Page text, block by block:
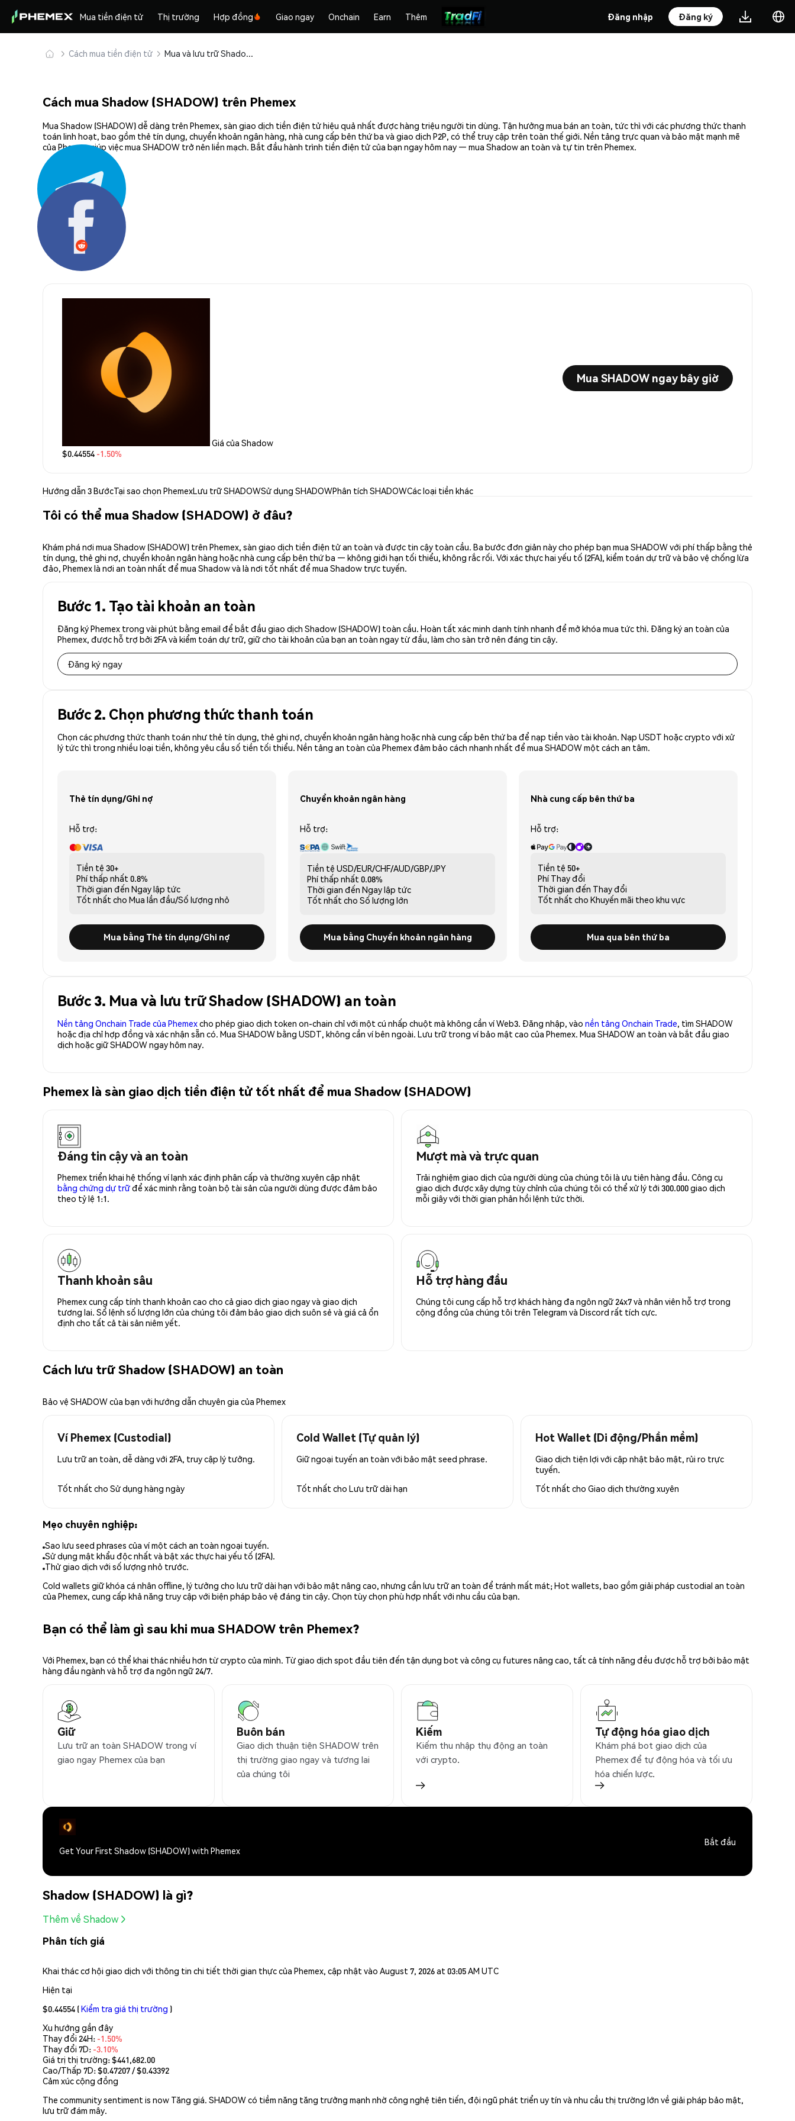
Mua tiền điện tử Thị trường Hợp đồng Giao ngay Onchain Earn Thêm Đăng nhập Đăng ký
Cách mua tiền điện tử Mua và lưu trữ Shadow (SHADOW) an toàn
Cách mua Shadow (SHADOW) trên Phemex
Mua Shadow (SHADOW) dễ dàng trên Phemex, sàn giao dịch tiền điện tử hiệu quả nhất được hàng triệu người tin dùng. Tận hưởng mua bán an toàn, tức thì với các phương thức thanh
toán linh hoạt, bao gồm thẻ tín dụng, chuyển khoản ngân hàng, nhà cung cấp bên thứ ba và giao dịch P2P, có thể truy cập trên toàn thế giới. Nền tảng trực quan và bảo mật mạnh mẽ
của Phemex giúp việc mua SHADOW trở nên liền mạch. Bắt đầu hành trình tiền điện tử của bạn ngay hôm nay — mua Shadow an toàn và tự tin trên Phemex.
Chia sẻ:
Giá của Shadow
$0.44554 -1.50%
Mua SHADOW ngay bây giờ
Hướng dẫn 3 BướcTại sao chọn PhemexLưu trữ SHADOWSử dụng SHADOWPhân tích SHADOWCác loại tiền khác
Tôi có thể mua Shadow (SHADOW) ở đâu?
Khám phá nơi mua Shadow (SHADOW) trên Phemex, sàn giao dịch tiền điện tử an toàn và được tin cậy toàn cầu. Ba bước đơn giản này cho phép bạn mua SHADOW với phí thấp bằng thẻ
tín dụng, thẻ ghi nợ, chuyển khoản ngân hàng hoặc nhà cung cấp bên thứ ba — không giới hạn tối thiểu, không rắc rối. Với xác thực hai yếu tố (2FA), kiểm toán dự trữ và bảo vệ chống lừa
đảo, Phemex là nơi an toàn nhất để mua Shadow và là nơi tốt nhất để mua Shadow trực tuyến.
Bước 1. Tạo tài khoản an toàn
Đăng ký Phemex trong vài phút bằng email để bắt đầu giao dịch Shadow (SHADOW) toàn cầu. Hoàn tất xác minh danh tính nhanh để mở khóa mua tức thì. Đăng ký an toàn của
Phemex, được hỗ trợ bởi 2FA và kiểm toán dự trữ, giữ cho tài khoản của bạn an toàn ngay từ đầu, làm cho sàn trở nên đáng tin cậy.
Đăng ký ngay
Bước 2. Chọn phương thức thanh toán
Chọn các phương thức thanh toán như thẻ tín dụng, thẻ ghi nợ, chuyển khoản ngân hàng hoặc nhà cung cấp bên thứ ba để nạp tiền vào tài khoản. Nạp USDT hoặc crypto với xử
lý tức thì trong nhiều loại tiền, không yêu cầu số tiền tối thiểu. Nền tảng an toàn của Phemex đảm bảo cách nhanh nhất để mua SHADOW một cách an tâm.
Thẻ tín dụng/Ghi nợ
Hỗ trợ:
Tiền tệ 30+
Phí thấp nhất 0.8%
Thời gian đến Ngay lập tức
Tốt nhất cho Mua lần đầu/Số lượng nhỏ
Mua bằng Thẻ tín dụng/Ghi nợ
Chuyển khoản ngân hàng
Hỗ trợ:
Tiền tệ USD/EUR/CHF/AUD/GBP/JPY
Phí thấp nhất 0.08%
Thời gian đến Ngay lập tức
Tốt nhất cho Số lượng lớn
Mua bằng Chuyển khoản ngân hàng
Nhà cung cấp bên thứ ba
Hỗ trợ:
Tiền tệ 50+
Phí Thay đổi
Thời gian đến Thay đổi
Tốt nhất cho Khuyến mãi theo khu vực
Mua qua bên thứ ba
Bước 3. Mua và lưu trữ Shadow (SHADOW) an toàn
Nền tảng Onchain Trade của Phemexcho phép giao dịch token on-chain chỉ với một cú nhấp chuột mà không cần ví Web3. Đăng nhập, vào nền tảng Onchain Trade, tìm SHADOW
hoặc địa chỉ hợp đồng và xác nhận sẵn có. Mua SHADOW bằng USDT, không cần ví bên ngoài. Lưu trữ trong ví bảo mật cao của Phemex. Mua SHADOW an toàn và bắt đầu giao
dịch hoặc giữ SHADOW ngay hôm nay.
Phemex là sàn giao dịch tiền điện tử tốt nhất để mua Shadow (SHADOW)
Đáng tin cậy và an toàn
Phemex triển khai hệ thống ví lạnh xác định phân cấp và thường xuyên cập nhật
bằng chứng dự trữđể xác minh rằng toàn bộ tài sản của người dùng được đảm bảo
theo tỷ lệ 1:1.
Mượt mà và trực quan
Trải nghiệm giao dịch của người dùng của chúng tôi là ưu tiên hàng đầu. Công cụ
giao dịch được xây dựng tùy chỉnh của chúng tôi có thể xử lý tới 300.000 giao dịch
mỗi giây với thời gian phản hồi lệnh tức thời.
Thanh khoản sâu
Phemex cung cấp tính thanh khoản cao cho cả giao dịch giao ngay và giao dịch
tương lai. Sổ lệnh số lượng lớn của chúng tôi đảm bảo giao dịch suôn sẻ và giá cả ổn
định cho tất cả tài sản niêm yết.
Hỗ trợ hàng đầu
Chúng tôi cung cấp hỗ trợ khách hàng đa ngôn ngữ 24x7 và nhân viên hỗ trợ trong
cộng đồng của chúng tôi trên Telegram và Discord rất tích cực.
Cách lưu trữ Shadow (SHADOW) an toàn
Bảo vệ SHADOW của bạn với hướng dẫn chuyên gia của Phemex
Ví Phemex (Custodial)
Lưu trữ an toàn, dễ dàng với 2FA, truy cập lý tưởng.
Tốt nhất cho Sử dụng hàng ngày
Cold Wallet (Tự quản lý)
Giữ ngoại tuyến an toàn với bảo mật seed phrase.
Tốt nhất cho Lưu trữ dài hạn
Hot Wallet (Di động/Phần mềm)
Giao dịch tiện lợi với cập nhật bảo mật, rủi ro trực
tuyến.
Tốt nhất cho Giao dịch thường xuyên
Mẹo chuyên nghiệp:
Sao lưu seed phrases của ví một cách an toàn ngoại tuyến.
Sử dụng mật khẩu độc nhất và bật xác thực hai yếu tố (2FA).
Thử giao dịch với số lượng nhỏ trước.
Cold wallets giữ khóa cá nhân offline, lý tưởng cho lưu trữ dài hạn với bảo mật nâng cao, nhưng cần lưu trữ an toàn để tránh mất mát; Hot wallets, bao gồm giải pháp custodial an toàn
của Phemex, cung cấp khả năng truy cập với biện pháp bảo vệ đáng tin cậy. Chọn tùy chọn phù hợp nhất với nhu cầu của bạn.
Bạn có thể làm gì sau khi mua SHADOW trên Phemex?
Với Phemex, bạn có thể khai thác nhiều hơn từ crypto của mình. Từ giao dịch spot đầu tiên đến tận dụng bot và công cụ futures nâng cao, tất cả tính năng đều được hỗ trợ bởi bảo mật
hàng đầu ngành và hỗ trợ đa ngôn ngữ 24/7.
Giữ
Lưu trữ an toàn SHADOW trong ví
giao ngay Phemex của bạn
Buôn bán
Giao dịch thuận tiện SHADOW trên
thị trường giao ngay và tương lai
của chúng tôi
Kiếm
Kiếm thu nhập thụ động an toàn
với crypto.
Tự động hóa giao dịch
Khám phá bot giao dịch của
Phemex để tự động hóa và tối ưu
hóa chiến lược.
Get Your First Shadow (SHADOW) with Phemex
Bắt đầu
Shadow (SHADOW) là gì?
Thêm về Shadow
Phân tích giá
Khai thác cơ hội giao dịch với thông tin chi tiết thời gian thực của Phemex, cập nhật vào August 7, 2026 at 03:05 AM UTC
Hiện tại
$0.44554 (Kiểm tra giá thị trường )
Xu hướng gần đây
Thay đổi 24H: -1.50%
Thay đổi 7D: -3.10%
Giá trị thị trường:$441,682.00
Cao/Thấp 7D: $0.47207/ $0.43392
Cảm xúc cộng đồng
The community sentiment is now Tăng giá. SHADOW có tiềm năng tăng trưởng mạnh nhờ công nghệ tiên tiến, đội ngũ phát triển uy tín và nhu cầu thị trường lớn về giải pháp bảo mật,
lưu trữ đám mây.